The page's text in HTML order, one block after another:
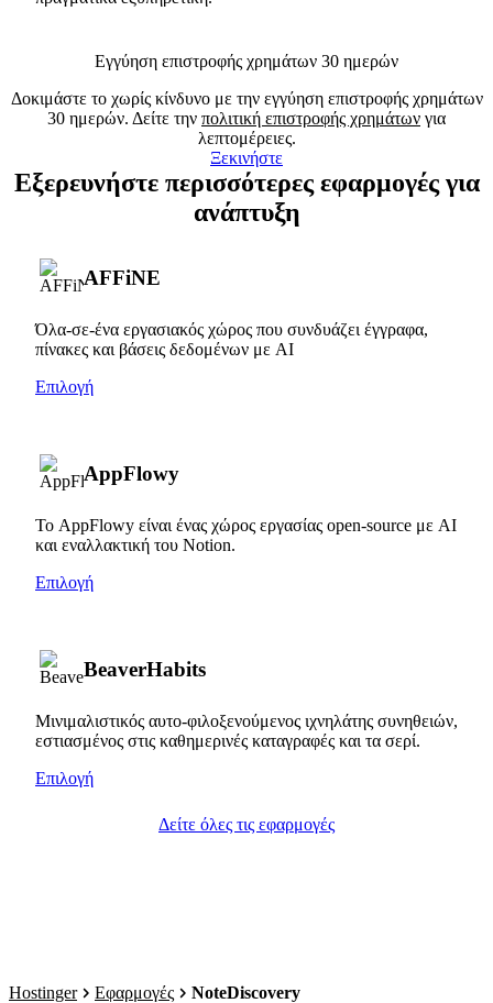
Εγγύηση επιστροφής χρημάτων 30 ημερών
Δοκιμάστε το χωρίς κίνδυνο με την εγγύηση επιστροφής χρημάτων
30 ημερών. Δείτε την πολιτική επιστροφής χρημάτων για
λεπτομέρειες.
Ξεκινήστε
Εξερευνήστε περισσότερες εφαρμογές για
ανάπτυξη
AFFiNE
Όλα-σε-ένα εργασιακός χώρος που συνδυάζει έγγραφα,
πίνακες και βάσεις δεδομένων με AI
Επιλογή
AppFlowy
Το AppFlowy είναι ένας χώρος εργασίας open-source με AI
και εναλλακτική του Notion.
Επιλογή
BeaverHabits
Μινιμαλιστικός αυτο-φιλοξενούμενος ιχνηλάτης συνηθειών,
εστιασμένος στις καθημερινές καταγραφές και τα σερί.
Επιλογή
Δείτε όλες τις εφαρμογές
Hostinger Εφαρμογές NoteDiscovery